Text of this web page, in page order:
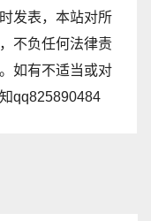
发表，本站对所
不负任何法律责
如有不适当或对
qq825890484